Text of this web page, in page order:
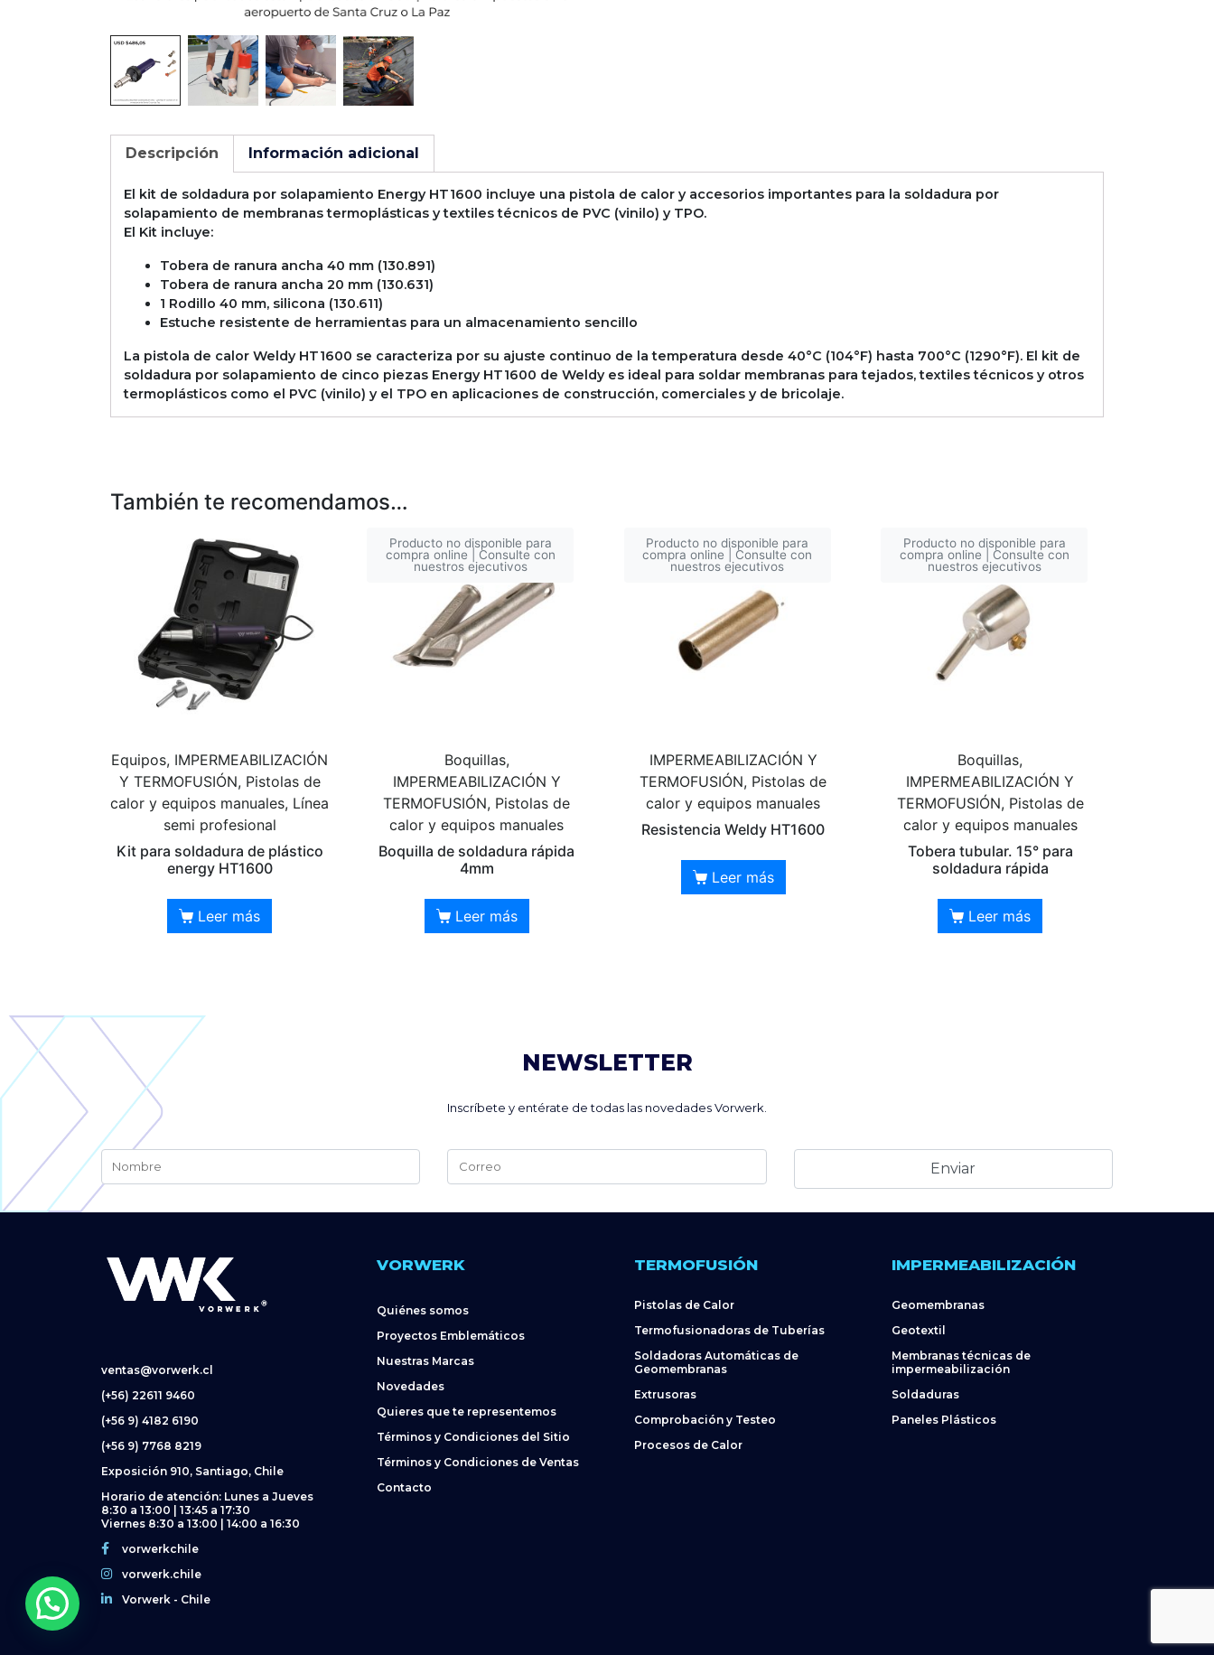
Descripción Información adicional
El kit de soldadura por solapamiento Energy HT1600 incluye una pistola de calor y accesorios importantes para la soldadura por
solapamiento de membranas termoplásticas y textiles técnicos de PVC (vinilo) y TPO.
El Kit incluye:
Tobera de ranura ancha 40 mm (130.891)
Tobera de ranura ancha 20 mm (130.631)
1 Rodillo 40 mm, silicona (130.611)
Estuche resistente de herramientas para un almacenamiento sencillo
La pistola de calor Weldy HT1600 se caracteriza por su ajuste continuo de la temperatura desde 40°C (104°F) hasta 700°C (1290°F). El kit de
soldadura por solapamiento de cinco piezas Energy HT1600 de Weldy es ideal para soldar membranas para tejados, textiles técnicos y otros
termoplásticos como el PVC (vinilo) y el TPO en aplicaciones de construcción, comerciales y de bricolaje.
También te recomendamos…
Equipos, IMPERMEABILIZACIÓN
Y TERMOFUSIÓN, Pistolas de
calor y equipos manuales, Línea
semi profesional
Kit para soldadura de plástico
energy HT1600
Leer más
Producto no disponible para
compra online | Consulte con
nuestros ejecutivos
Boquillas,
IMPERMEABILIZACIÓN Y
TERMOFUSIÓN, Pistolas de
calor y equipos manuales
Boquilla de soldadura rápida
4mm
Leer más
Producto no disponible para
compra online | Consulte con
nuestros ejecutivos
IMPERMEABILIZACIÓN Y
TERMOFUSIÓN, Pistolas de
calor y equipos manuales
Resistencia Weldy HT1600
Leer más
Producto no disponible para
compra online | Consulte con
nuestros ejecutivos
Boquillas,
IMPERMEABILIZACIÓN Y
TERMOFUSIÓN, Pistolas de
calor y equipos manuales
Tobera tubular. 15° para
soldadura rápida
Leer más
NEWSLETTER
Inscríbete y entérate de todas las novedades Vorwerk.
Alternative:
ventas@vorwerk.cl
(+56) 22611 9460
(+56 9) 4182 6190
(+56 9) 7768 8219
Exposición 910, Santiago, Chile
Horario de atención: Lunes a Jueves
8:30 a 13:00 | 13:45 a 17:30
Viernes 8:30 a 13:00 | 14:00 a 16:30
vorwerkchile
vorwerk.chile
Vorwerk - Chile
VORWERK
Quiénes somos
Proyectos Emblemáticos
Nuestras Marcas
Novedades
Quieres que te representemos
Términos y Condiciones del Sitio
Términos y Condiciones de Ventas
Contacto
TERMOFUSIÓN
Pistolas de Calor
Termofusionadoras de Tuberías
Soldadoras Automáticas de
Geomembranas
Extrusoras
Comprobación y Testeo
Procesos de Calor
IMPERMEABILIZACIÓN
Geomembranas
Geotextil
Membranas técnicas de
impermeabilización
Soldaduras
Paneles Plásticos